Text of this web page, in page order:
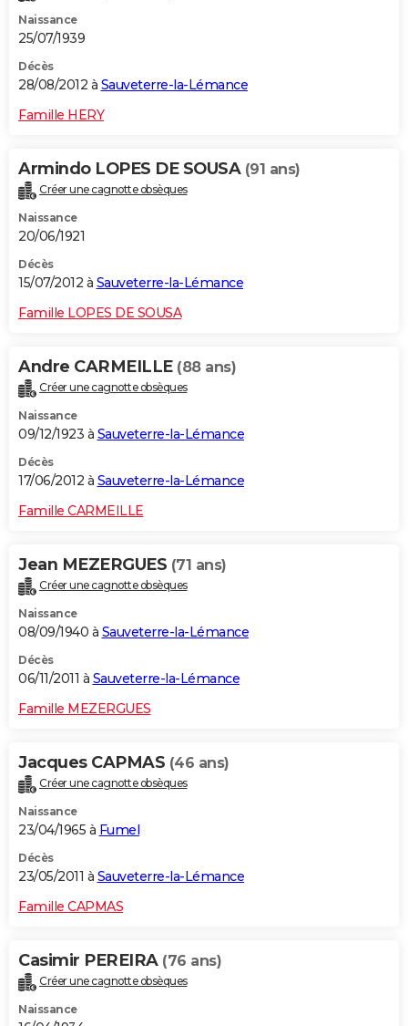
Naissance
25/07/1939
Décès
28/08/2012 à Sauveterre-la-Lémance
Famille HERY
Armindo LOPES DE SOUSA (91 ans)
Créer une cagnotte obsèques
Naissance
20/06/1921
Décès
15/07/2012 à Sauveterre-la-Lémance
Famille LOPES DE SOUSA
Andre CARMEILLE (88 ans)
Créer une cagnotte obsèques
Naissance
09/12/1923 à Sauveterre-la-Lémance
Décès
17/06/2012 à Sauveterre-la-Lémance
Famille CARMEILLE
Jean MEZERGUES (71 ans)
Créer une cagnotte obsèques
Naissance
08/09/1940 à Sauveterre-la-Lémance
Décès
06/11/2011 à Sauveterre-la-Lémance
Famille MEZERGUES
Jacques CAPMAS (46 ans)
Créer une cagnotte obsèques
Naissance
23/04/1965 à Fumel
Décès
23/05/2011 à Sauveterre-la-Lémance
Famille CAPMAS
Casimir PEREIRA (76 ans)
Créer une cagnotte obsèques
Naissance